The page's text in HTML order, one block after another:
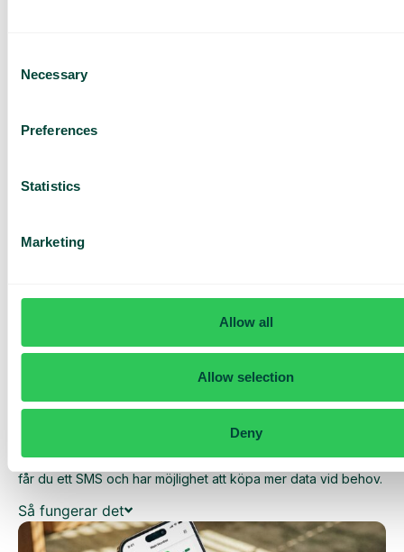
Selection
Necessary
Preferences
Statistics
Marketing
Allow all
Allow selection
Deny
Hur vet jag om jag har Telavox Mobile eller
Med Daily Cost Control kan du som kund hålla bättre koll på
dina dagliga kostnader när du surfar utanför EU/EES.
förutbestämt maxpris. När du har förbrukat den datamängden
får du ett SMS och har möjlighet att köpa mer data vid behov.
Så fungerar det